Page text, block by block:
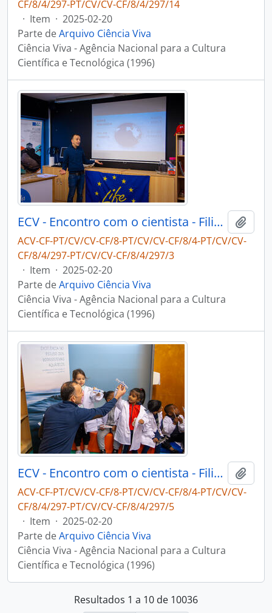
CF/8/4/297-PT/CV/CV-CF/8/4/297/14
· Item · 2025-02-20
Parte deArquivo Ciência Viva
Ciência Viva - Agência Nacional para a Cultura
Científica e Tecnológica (1996)
ECV - Encontro com o cientista - Filipe Ribeiro e Diogo Ribeiro
ACV-CF-PT/CV/CV-CF/8-PT/CV/CV-CF/8/4-PT/CV/CV-
CF/8/4/297-PT/CV/CV-CF/8/4/297/3
· Item · 2025-02-20
Parte deArquivo Ciência Viva
Ciência Viva - Agência Nacional para a Cultura
Científica e Tecnológica (1996)
ECV - Encontro com o cientista - Filipe Ribeiro e Diogo Ribeiro
ACV-CF-PT/CV/CV-CF/8-PT/CV/CV-CF/8/4-PT/CV/CV-
CF/8/4/297-PT/CV/CV-CF/8/4/297/5
· Item · 2025-02-20
Parte deArquivo Ciência Viva
Ciência Viva - Agência Nacional para a Cultura
Científica e Tecnológica (1996)
Resultados 1 a 10 de 10036